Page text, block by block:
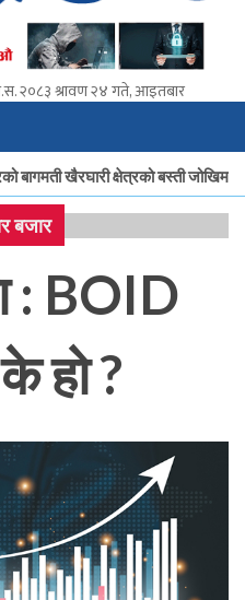
२०८३ श्रावण २४ गते, आइतबार
खैरघारी क्षेत्रको बस्ती जोखिममा
खैरघारी क्षेत्रको बस्ती जोखिममा
बजार
: BOID
हो ?